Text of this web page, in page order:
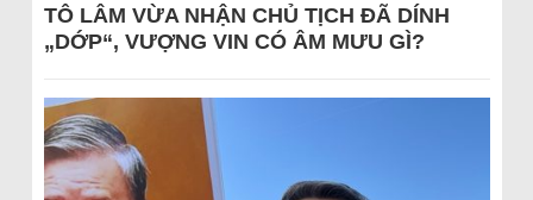
TÔ LÂM VỪA NHẬN CHỦ TỊCH ĐÃ DÍNH
„DỚP“, VƯỢNG VIN CÓ ÂM MƯU GÌ?